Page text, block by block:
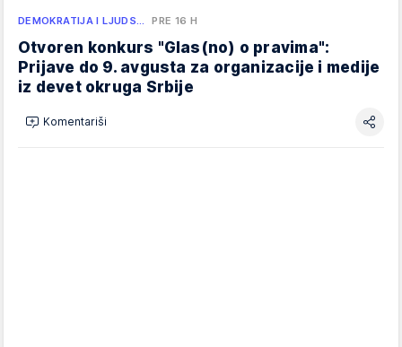
DEMOKRATIJA I LJUDS… PRE 16 H
Otvoren konkurs "Glas(no) o pravima":
Prijave do 9. avgusta za organizacije i medije
iz devet okruga Srbije
Komentariši